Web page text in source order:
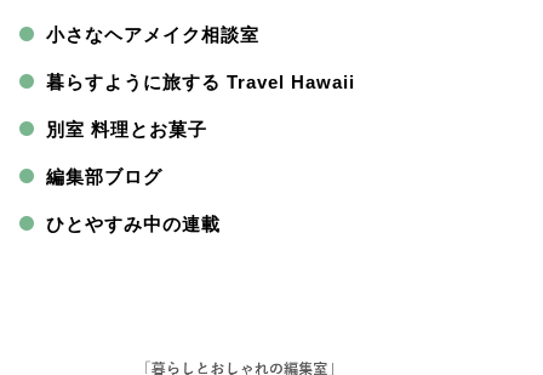
小さなヘアメイク相談室
暮らすように旅する Travel Hawaii
別室 料理とお菓子
編集部ブログ
ひとやすみ中の連載